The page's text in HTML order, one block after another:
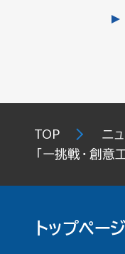
TOP ニ
「ー挑戦・創
トップページ